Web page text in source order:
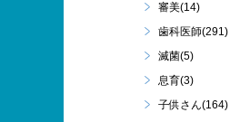
審美(14)
歯科医師(291)
滅菌(5)
息育(3)
子供さん(164)